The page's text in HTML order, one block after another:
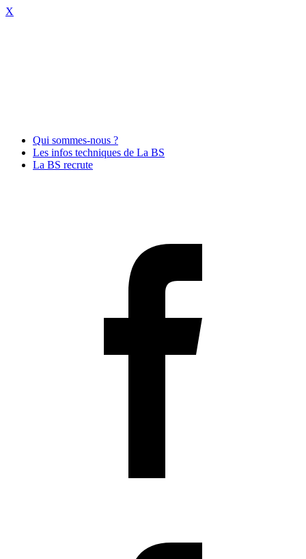
X
Qui sommes-nous ?
Les infos techniques de La BS
La BS recrute